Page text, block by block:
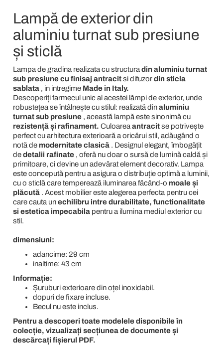
Lampă de exterior din
aluminiu turnat sub presiune
și sticlă
Lampa de gradina realizata cu structura din aluminiu turnat
sub presiune cu finisaj antracitsi difuzordin sticla
sablata, in intregime Made in Italy.
Descoperiți farmecul unic al acestei lămpi de exterior, unde
robustețea se întâlnește cu stilul: realizată dinaluminiu
turnat sub presiune, această lampă este sinonimă cu
rezistență și rafinament. Culoarea antracitse potrivește
perfect cu arhitectura exterioară a oricărui stil, adăugând o
notă de modernitate clasică. Designul elegant, îmbogățit
dedetalii rafinate, oferă nu doar o sursă de lumină caldă și
primitoare, ci devine un adevărat element decorativ. Lampa
este concepută pentru a asigura o distribuție optimă a luminii,
cu o sticlă care temperează iluminarea făcând-o moale și
plăcută. Acest mobilier este alegerea perfecta pentru cei
care cauta unechilibru intre durabilitate, functionalitate
si estetica impecabilapentru a ilumina mediul exterior cu
stil.
dimensiuni:
adancime: 29 cm
inaltime: 43 cm
Informație:
Șuruburi exterioare din oțel inoxidabil.
dopuri de fixare incluse.
Becul nu este inclus.
Pentru a descoperi toate modelele disponibile în
colecție, vizualizați secțiunea de documente și
descărcați fișierul PDF.